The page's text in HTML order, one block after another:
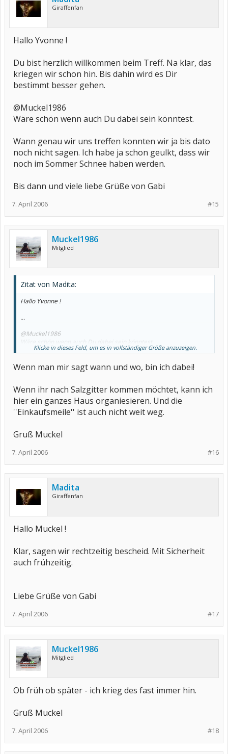
Giraffenfan
Hallo Yvonne !
Du bist herzlich willkommen beim Treff. Na klar, das
kriegen wir schon hin. Bis dahin wird es Dir
bestimmt besser gehen.
@Muckel1986
Wäre schön wenn auch Du dabei sein könntest.
Wann genau wir uns treffen konnten wir ja bis dato
noch nicht sagen. Ich habe ja schon geulkt, dass wir
noch im Sommer Schnee haben werden.
Bis dann und viele liebe Grüße von Gabi
#15
7. April 2006
Muckel1986
Mitglied
Zitat von Madita:
Hallo Yvonne !
...
@Muckel1986
Wäre schön wenn auch Du dabei sein könntest.
Bis dann und viele liebe Grüße von Gabi
Klicke in dieses Feld, um es in vollständiger Größe anzuzeigen.
Wenn man mir sagt wann und wo, bin ich dabei!
Wenn ihr nach Salzgitter kommen möchtet, kann ich
hier ein ganzes Haus organiesieren. Und die
''Einkaufsmeile'' ist auch nicht weit weg.
Gruß Muckel
#16
7. April 2006
Madita
Giraffenfan
Hallo Muckel !
Klar, sagen wir rechtzeitig bescheid. Mit Sicherheit
auch frühzeitig.
Liebe Grüße von Gabi
#17
7. April 2006
Muckel1986
Mitglied
Ob früh ob später - ich krieg des fast immer hin.
Gruß Muckel
#18
7. April 2006